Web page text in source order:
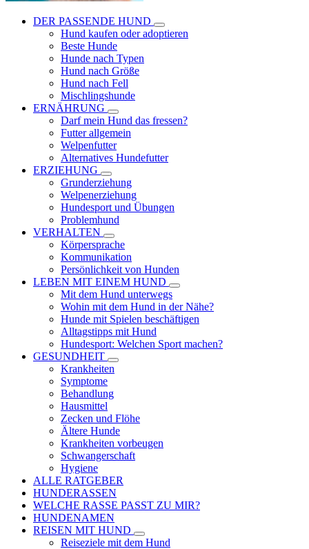
DER PASSENDE HUND
Hund kaufen oder adoptieren
Beste Hunde
Hunde nach Typen
Hund nach Größe
Hund nach Fell
Mischlingshunde
ERNÄHRUNG
Darf mein Hund das fressen?
Futter allgemein
Welpenfutter
Alternatives Hundefutter
ERZIEHUNG
Grunderziehung
Welpenerziehung
Hundesport und Übungen
Problemhund
VERHALTEN
Körpersprache
Kommunikation
Persönlichkeit von Hunden
LEBEN MIT EINEM HUND
Mit dem Hund unterwegs
Wohin mit dem Hund in der Nähe?
Hunde mit Spielen beschäftigen
Alltagstipps mit Hund
Hundesport: Welchen Sport machen?
GESUNDHEIT
Krankheiten
Symptome
Behandlung
Hausmittel
Zecken und Flöhe
Ältere Hunde
Krankheiten vorbeugen
Schwangerschaft
Hygiene
ALLE RATGEBER
HUNDERASSEN
WELCHE RASSE PASST ZU MIR?
HUNDENAMEN
REISEN MIT HUND
Reiseziele mit dem Hund